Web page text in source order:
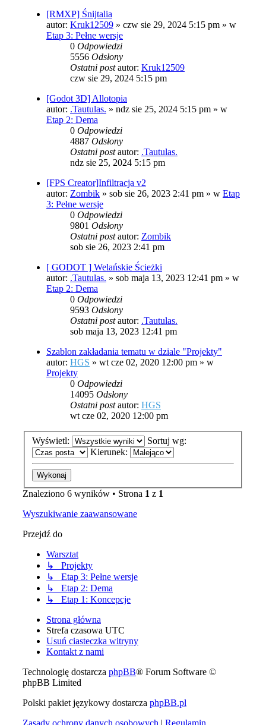
[RMXP] Śnijtalia
autor: Kruk12509 » czw sie 29, 2024 5:15 pm » w
Etap 3: Pełne wersje
0 Odpowiedzi
5556 Odsłony
Ostatni postautor: Kruk12509
czw sie 29, 2024 5:15 pm
[Godot 3D] Allotopia
autor: .Tautulas. » ndz sie 25, 2024 5:15 pm » w
Etap 2: Dema
0 Odpowiedzi
4887 Odsłony
Ostatni postautor: .Tautulas.
ndz sie 25, 2024 5:15 pm
[FPS Creator]Infiltracja v2
autor: Zombik » sob sie 26, 2023 2:41 pm » w Etap
3: Pełne wersje
0 Odpowiedzi
9801 Odsłony
Ostatni postautor: Zombik
sob sie 26, 2023 2:41 pm
[ GODOT ] Welańskie Ścieżki
autor: .Tautulas. » sob maja 13, 2023 12:41 pm » w
Etap 2: Dema
0 Odpowiedzi
9593 Odsłony
Ostatni postautor: .Tautulas.
sob maja 13, 2023 12:41 pm
Szablon zakładania tematu w dziale "Projekty"
autor: HGS » wt cze 02, 2020 12:00 pm » w
Projekty
0 Odpowiedzi
14095 Odsłony
Ostatni postautor: HGS
wt cze 02, 2020 12:00 pm
Wyświetl:
Sortuj wg:
Kierunek:
Znaleziono 6 wyników • Strona 1 z 1
Wyszukiwanie zaawansowane
Przejdź do
Warsztat
↳ Projekty
↳ Etap 3: Pełne wersje
↳ Etap 2: Dema
↳ Etap 1: Koncepcje
Strona główna
Strefa czasowa UTC
Usuń ciasteczka witryny
Kontakt z nami
Technologię dostarcza phpBB® Forum Software ©
phpBB Limited
Polski pakiet językowy dostarcza phpBB.pl
Zasady ochrony danych osobowych | Regulamin